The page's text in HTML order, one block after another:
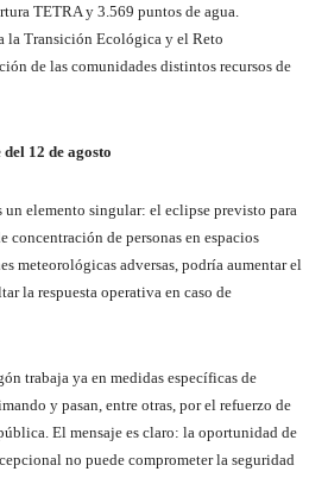
TETRA y 3.569 puntos de agua.
la Transición Ecológica y el Reto
de las comunidades distintos recursos de
12 de agosto
un elemento singular: el eclipse previsto para
concentración de personas en espacios
meteorológicas adversas, podría aumentar el
la respuesta operativa en caso de
trabaja ya en medidas específicas de
y pasan, entre otras, por el refuerzo de
El mensaje es claro: la oportunidad de
no puede comprometer la seguridad